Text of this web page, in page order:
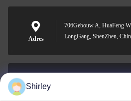
Adres
706Gebouw A, HuaFeng
LongGang, ShenZhen,
Shirley